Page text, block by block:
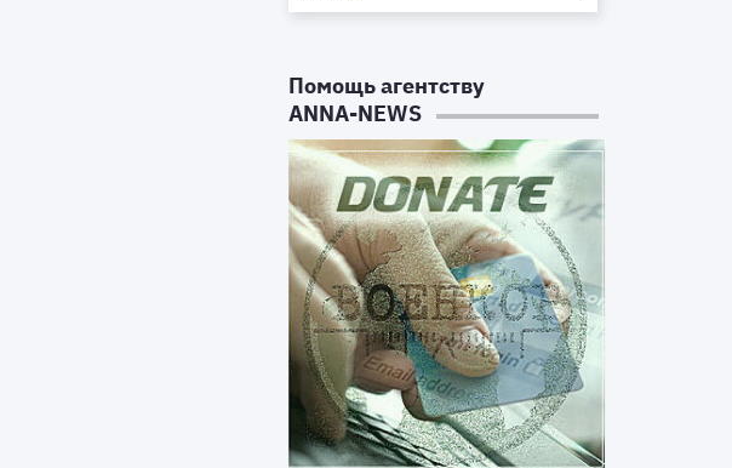
Не доставайся ты никому!
Помощь агентству
ANNA-NEWS